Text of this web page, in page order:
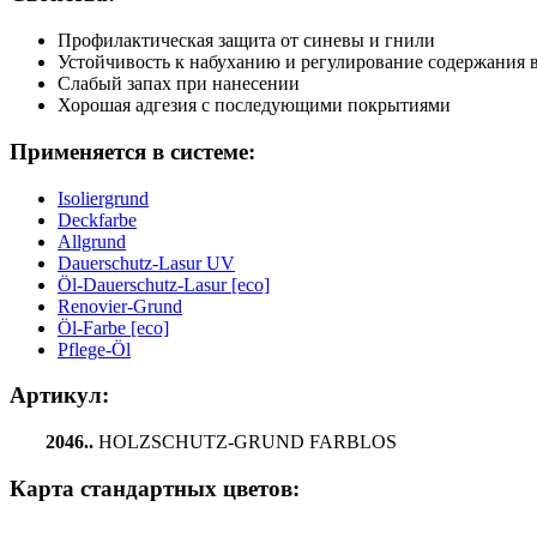
Профилактическая защита от синевы и гнили
Устойчивость к набуханию и регулирование содержания
Слабый запах при нанесении
Хорошая адгезия с последующими покрытиями
Применяется в системе:
Isoliergrund
Deckfarbe
Allgrund
Dauerschutz-Lasur UV
Öl-Dauerschutz-Lasur [eco]
Renovier-Grund
Öl-Farbe [eco]
Pflege-Öl
Артикул:
2046.. HOLZSCHUTZ-GRUND FARBLOS
Карта стандартных цветов: